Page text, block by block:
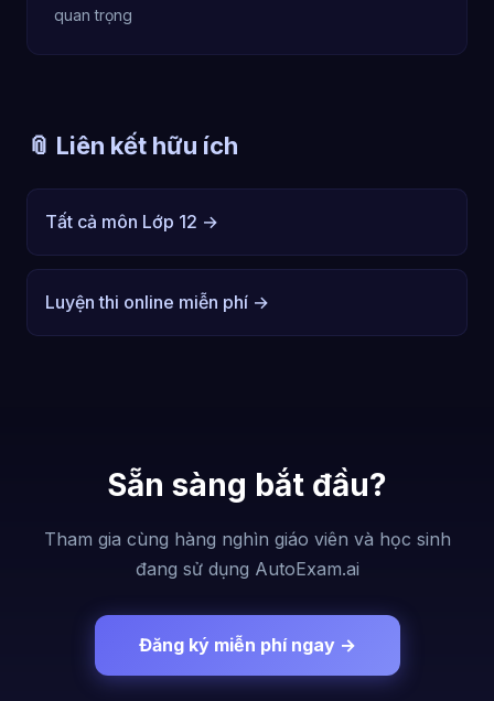
quan trọng
📎 Liên kết hữu ích
Tất cả môn Lớp 12 →
Luyện thi online miễn phí →
Sẵn sàng bắt đầu?
Tham gia cùng hàng nghìn giáo viên và học sinh
đang sử dụng AutoExam.ai
Đăng ký miễn phí ngay →